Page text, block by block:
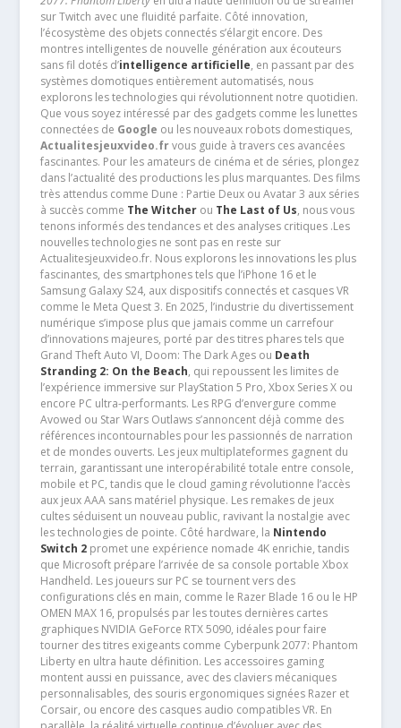
sur Twitch avec une fluidité parfaite. Côté innovation,
l’écosystème des objets connectés s’élargit encore. Des
montres intelligentes de nouvelle génération aux écouteurs
sans fil dotés d’intelligence artificielle, en passant par des
systèmes domotiques entièrement automatisés, nous
explorons les technologies qui révolutionnent notre quotidien.
Que vous soyez intéressé par des gadgets comme les lunettes
connectées de Google ou les nouveaux robots domestiques,
Actualitesjeuxvideo.frvous guide à travers ces avancées
fascinantes. Pour les amateurs de cinéma et de séries, plongez
dans l’actualité des productions les plus marquantes. Des films
très attendus comme Dune : Partie Deux ou Avatar 3 aux séries
à succès comme The Witcherou The Last of Us, nous vous
tenons informés des tendances et des analyses critiques .Les
nouvelles technologies ne sont pas en reste sur
Actualitesjeuxvideo.fr. Nous explorons les innovations les plus
fascinantes, des smartphones tels que l’iPhone 16 et le
Samsung Galaxy S24, aux dispositifs connectés et casques VR
comme le Meta Quest 3. En 2025, l’industrie du divertissement
numérique s’impose plus que jamais comme un carrefour
d’innovations majeures, porté par des titres phares tels que
Grand Theft Auto VI, Doom: The Dark Ages ou Death
Stranding 2: On the Beach, qui repoussent les limites de
l’expérience immersive sur PlayStation 5 Pro, Xbox Series X ou
encore PC ultra-performants. Les RPG d’envergure comme
Avowed ou Star Wars Outlaws s’annoncent déjà comme des
références incontournables pour les passionnés de narration
et de mondes ouverts. Les jeux multiplateformes gagnent du
terrain, garantissant une interopérabilité totale entre console,
mobile et PC, tandis que le cloud gaming révolutionne l’accès
aux jeux AAA sans matériel physique. Les remakes de jeux
cultes séduisent un nouveau public, ravivant la nostalgie avec
les technologies de pointe. Côté hardware, la Nintendo
Switch 2promet une expérience nomade 4K enrichie, tandis
que Microsoft prépare l’arrivée de sa console portable Xbox
Handheld. Les joueurs sur PC se tournent vers des
configurations clés en main, comme le Razer Blade 16 ou le HP
OMEN MAX 16, propulsés par les toutes dernières cartes
graphiques NVIDIA GeForce RTX 5090, idéales pour faire
tourner des titres exigeants comme Cyberpunk 2077: Phantom
Liberty en ultra haute définition. Les accessoires gaming
montent aussi en puissance, avec des claviers mécaniques
personnalisables, des souris ergonomiques signées Razer et
Corsair, ou encore des casques audio compatibles VR. En